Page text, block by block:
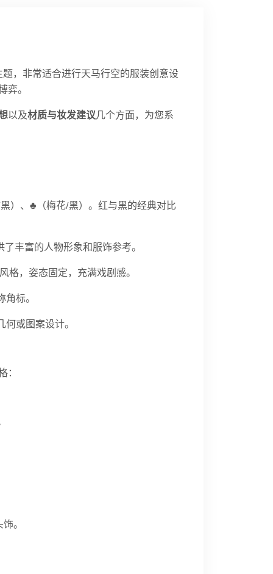
，非常适合进行天马行空的服装创意设
弈。
以及材质与妆发建议几个方面，为您系
）、♣（梅花/黑）。红与黑的经典对比
了丰富的人物形象和服饰参考。
格，姿态固定，充满戏剧感。
标。
或图案设计。
：
。